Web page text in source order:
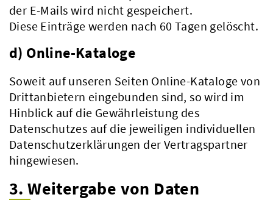
der E-Mails wird nicht gespeichert.
Diese Einträge werden nach 60 Tagen gelöscht.
d) Online-Kataloge
Soweit auf unseren Seiten Online-Kataloge von
Drittanbietern eingebunden sind, so wird im
Hinblick auf die Gewährleistung des
Datenschutzes auf die jeweiligen individuellen
Datenschutzerklärungen der Vertragspartner
hingewiesen.
3. Weitergabe von Daten